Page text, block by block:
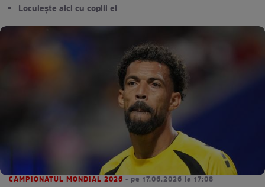
Locuiește aici cu copiii ei
CAMPIONATUL MONDIAL 2026 • pe 17.06.2026 la 17:08